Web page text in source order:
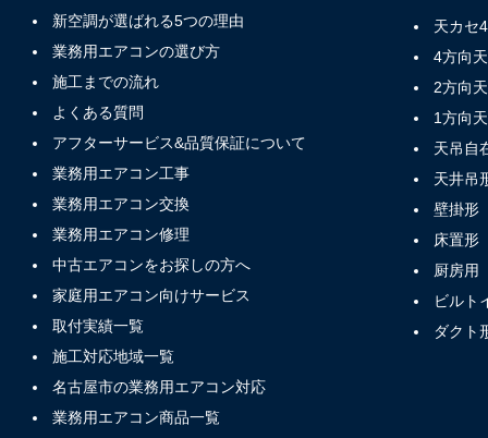
新空調が選ばれる5つの理由
業務用エアコンの選び方
施工までの流れ
よくある質問
アフターサービス&品質保証について
業務用エアコン工事
業務用エアコン交換
業務用エアコン修理
中古エアコンをお探しの方へ
家庭用エアコン向けサービス
取付実績一覧
施工対応地域一覧
名古屋市の業務用エアコン対応
業務用エアコン商品一覧
天カセ
4方向
2方向
1方向
天吊自
天井吊
壁掛形
床置形
厨房用
ビルト
ダクト